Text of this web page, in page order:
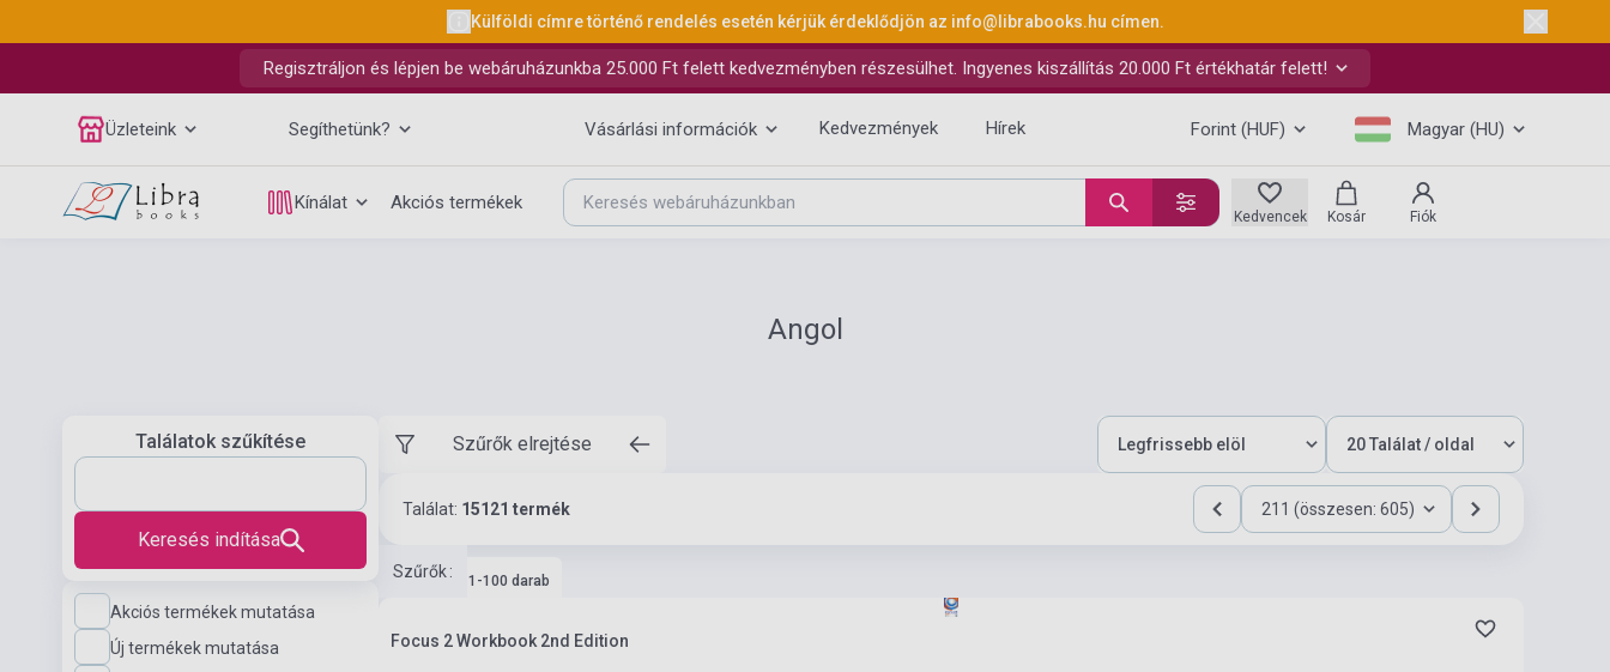
Külföldi címre történő rendelés esetén kérjük érdeklődjön az info@librabooks.hu címen.
Regisztráljon és lépjen be webáruházunkba 25.000 Ft felett kedvezményben részesülhet. Ingyenes kiszállítás 20.000 Ft értékhatár felett!
Üzleteink Segíthetünk? Vásárlási információk Kedvezmények Hírek Forint (HUF) Magyar (HU)
Kínálat Akciós termékek
Kedvencek Kosár Fiók
Angol
Találatok szűkítése
Keresés indítása
Akciós termékek mutatása
Új termékek mutatása
Szűrők elrejtése
Találat: 15121 termék 211 (összesen: 605)
Szűrők:
Készlet: 11-100 darab
Focus 2 Workbook 2nd Edition